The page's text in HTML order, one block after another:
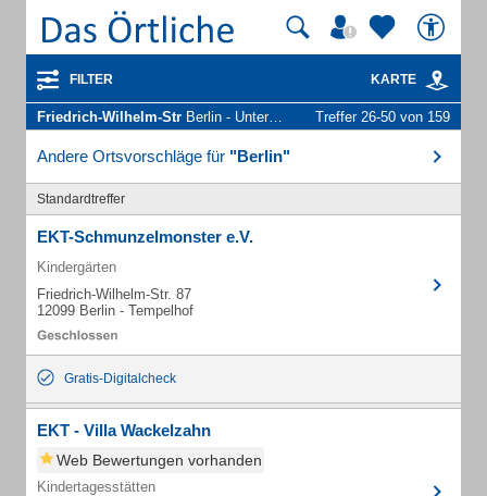
FILTER KARTE
Friedrich-Wilhelm-Str Berlin - Unternehmen und Personen Treffer 26-50 von 159
Andere Ortsvorschläge für "Berlin"
Standardtreffer
EKT-Schmunzelmonster e.V.
Kindergärten
Friedrich-Wilhelm-Str. 87
12099 Berlin - Tempelhof
Gratis-Digitalcheck
EKT - Villa Wackelzahn
Web Bewertungen vorhanden
Kindertagesstätten